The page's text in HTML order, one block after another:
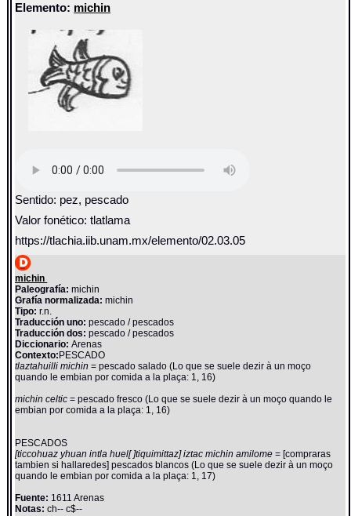
Elemento: michin
Sentido: pez, pescado
Valor fonético: tlatlama
https://tlachia.iib.unam.mx/elemento/02.03.05
michin
Paleografía: michin
Grafía normalizada: michin
Tipo: r.n.
Traducción uno: pescado / pescados
Traducción dos: pescado / pescados
Diccionario:Arenas
Contexto: PESCADO
tlaztahuilli michin= pescado salado (Lo que se suele dezir à un moço
quando le embian por comida a la plaça: 1, 16)
michin celtic= pescado fresco (Lo que se suele dezir à un moço quando le
embian por comida a la plaça: 1, 16)
PESCADOS
[ticcohuaz yhuan intla huel[ ]tiquimittaz] iztac michin amilome= [compraras
tambien si hallaredes] pescados blancos (Lo que se suele dezir à un moço
quando le embian por comida a la plaça: 1, 17)
Fuente: 1611 Arenas
Notas: ch-- c$--